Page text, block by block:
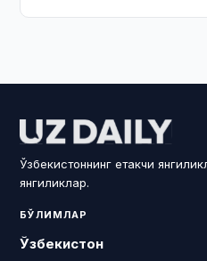
Ўзбекистоннинг етакчи
янгиликлар.
БЎЛИМЛАР
Ўзбекистон